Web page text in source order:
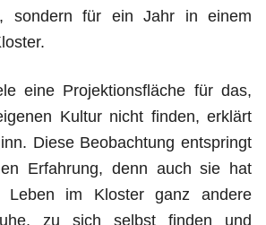
sondern für ein Jahr in einem
eine Projektionsfläche für das,
Kultur nicht finden, erklärt
Diese Beobachtung entspringt
Erfahrung, denn auch sie hat
im Kloster ganz andere
zu sich selbst finden und